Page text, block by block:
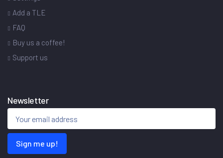
Add a TLE
FAQ
Buy us a coffee!
Support us
Newsletter
Sign me up!